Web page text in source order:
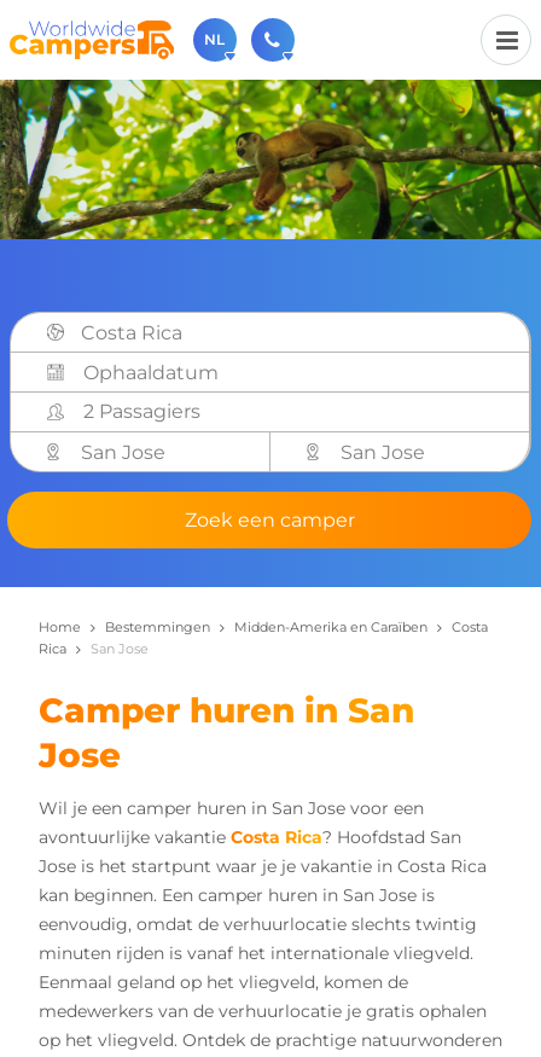
NL
030-6974964
Bel ons gerust (beschikbaar ma t/m vr van 9u tot 17u).
sales@worldwidecampers.com
Je kunt ons natuurlijk ook altijd een mailtje sturen.
Costa Rica
2 Passagiers
San Jose
San Jose
Zoek een camper
Home Bestemmingen Midden-Amerika en Caraïben
Costa
Rica
San Jose
Camper huren in San
Jose
Wil je een camper huren in San Jose voor een
avontuurlijke vakantie Costa Rica? Hoofdstad San
Jose is het startpunt waar je je vakantie in Costa Rica
kan beginnen. Een camper huren in San Jose is
eenvoudig, omdat de verhuurlocatie slechts twintig
minuten rijden is vanaf het internationale vliegveld.
Eenmaal geland op het vliegveld, komen de
medewerkers van de verhuurlocatie je gratis ophalen
op het vliegveld. Ontdek de prachtige natuurwonderen